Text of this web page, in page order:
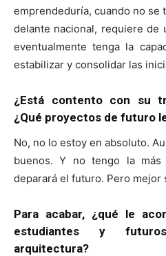
emprendeduría, cuando no se
delante nacional, requiere de
eventualmente tenga la
estabilizar y consolidar las
¿Está contento con su
¿Qué proyectos de futuro
No, no lo estoy en absoluto.
buenos. Y no tengo la
deparará el futuro. Pero mejor
Para acabar, ¿qué le
estudiantes y
arquitectura?